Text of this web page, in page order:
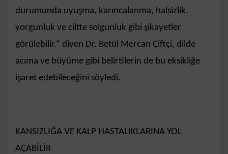
durumunda uyuşma, karıncalanma, halsizlik,
yorgunluk ve ciltte solgunluk gibi şikayetler
görülebilir.” diyen Dr. Betül Mercan Çiftçi, dilde
acıma ve büyüme gibi belirtilerin de bu eksikliğe
işaret edebileceğini söyledi.
KANSIZLIĞA VE KALP HASTALIKLARINA YOL
AÇABİLİR